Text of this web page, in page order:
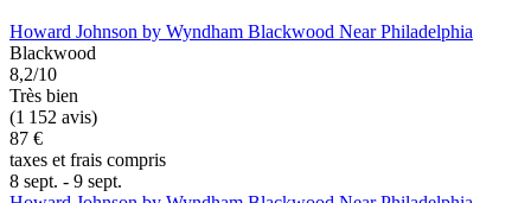
Howard Johnson by Wyndham Blackwood Near Philadelphia
Blackwood
8,2/10
Très bien
(1 152 avis)
87 €
taxes et frais compris
8 sept. - 9 sept.